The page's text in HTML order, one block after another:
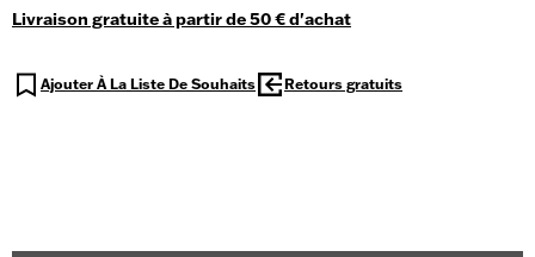
Livraison gratuite à partir de 50 € d'achat
Ajouter À La Liste De Souhaits Retours gratuits